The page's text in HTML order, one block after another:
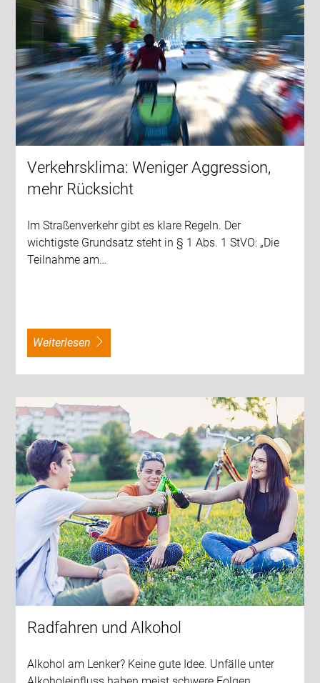
Verkehrsklima: Weniger Aggression,
mehr Rücksicht
Im Straßenverkehr gibt es klare Regeln. Der
wichtigste Grundsatz steht in § 1 Abs. 1 StVO: „Die
Teilnahme am…
weiterlesen
Radfahren und Alkohol
Alkohol am Lenker? Keine gute Idee. Unfälle unter